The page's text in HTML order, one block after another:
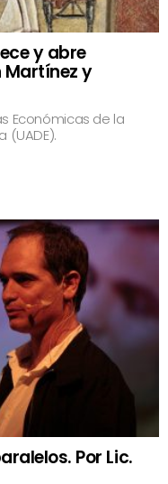
y abre
Martínez y
Económicas de la
(UADE).
Por Lic.